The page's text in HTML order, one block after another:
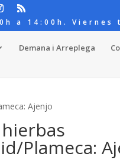
a 14:00h.
Demana i Arreplega
Ajenjo
Plameca: